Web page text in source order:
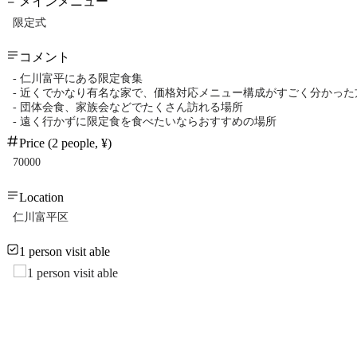
限定式
コメント
- 仁川富平にある限定食集
- 近くでかなり有名な家で、価格対応メニュー構成がすごく分かった
- 団体会食、家族会などでたくさん訪れる場所
- 遠く行かずに限定食を食べたいならおすすめの場所
Price (2 people, ¥)
70000
Location
仁川富平区
1 person visit able
1 person visit able